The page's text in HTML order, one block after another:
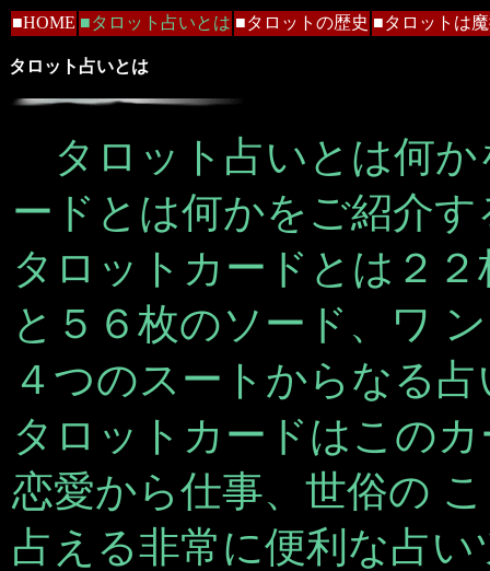
■HOME ■タロット占いとは ■タロットの歴史 ■タロットは
タロット占いとは
タロット占いとは何か
ードとは何かをご紹介
タロットカードとは２
と５６枚のソード、ワ
４つのスートからなる
タロットカードはこの
恋愛から仕事、世俗の
占える非常に便利な占